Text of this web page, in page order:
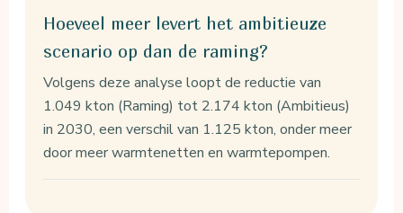
Hoeveel meer levert het ambitieuze
scenario op dan de raming?
Volgens deze analyse loopt de reductie van
1.049 kton (Raming) tot 2.174 kton (Ambitieus)
in 2030, een verschil van 1.125 kton, onder meer
door meer warmtenetten en warmtepompen.